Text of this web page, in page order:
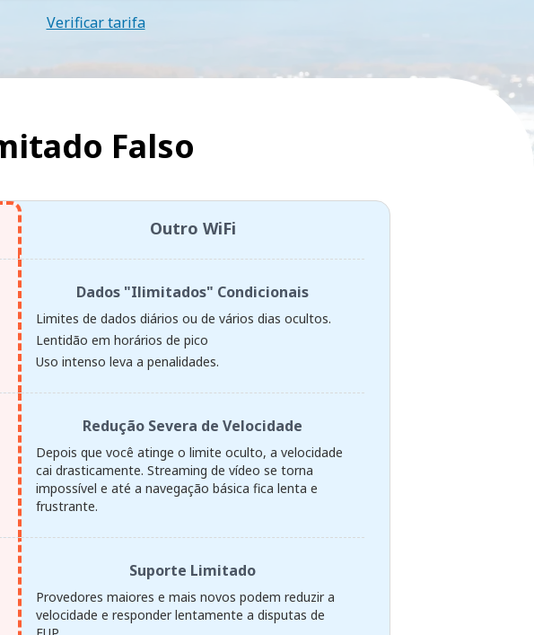
Verificar tarifa
Falso
Outro WiFi
Dados "Ilimitados" Condicionais
Limites de dados diários ou de vários dias ocultos.
Lentidão em horários de pico
Uso intenso leva a penalidades.
Redução Severa de Velocidade
Depois que você atinge o limite oculto, a velocidade
cai drasticamente. Streaming de vídeo se torna
impossível e até a navegação básica fica lenta e
frustrante.
Suporte Limitado
Provedores maiores e mais novos podem reduzir a
velocidade e responder lentamente a disputas de